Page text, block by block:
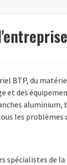
BTP, du
et des
les
spécialistes de